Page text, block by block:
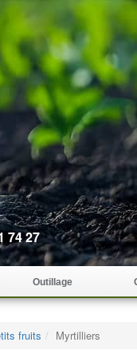
74 27
Outillage
fruits Myrtilliers